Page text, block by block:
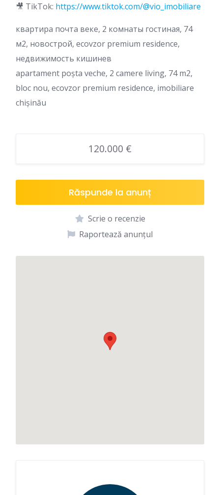
🎥 TikTok: https://www.tiktok.com/@vio_imobiliare
квартира почта веке, 2 комнаты гостиная, 74
м2, новострой, ecovzor premium residence,
недвижимость кишинев
apartament poșta veche, 2 camere living, 74 m2,
bloc nou, ecovzor premium residence, imobiliare
chișinău
120.000 €
Răspunde la anunț
Scrie o recenzie
Raportează anunțul